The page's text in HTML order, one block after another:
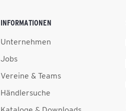
INFORMATIONEN
Unternehmen
Jobs
Vereine & Teams
Händlersuche